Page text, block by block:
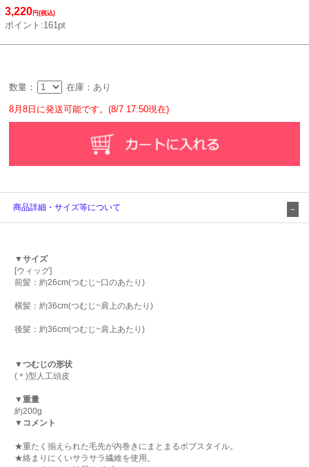
3,220円(税込)
ポイント:161pt
数量： 在庫：あり
8月8日に発送可能です。(8/7 17:50現在)
商品詳細・サイズ等について
▼サイズ
[ウィッグ]
前髪：約26cm(つむじ~口のあたり)
横髪：約36cm(つむじ~肩上のあたり)
後髪：約36cm(つむじ~肩上あたり)
▼つむじの形状
(＊)型人工頭皮
▼重量
約200g
▼コメント
★重たく揃えられた毛先が内巻きにまとまるボブスタイル。
★絡まりにくいサラサラ繊維を使用。